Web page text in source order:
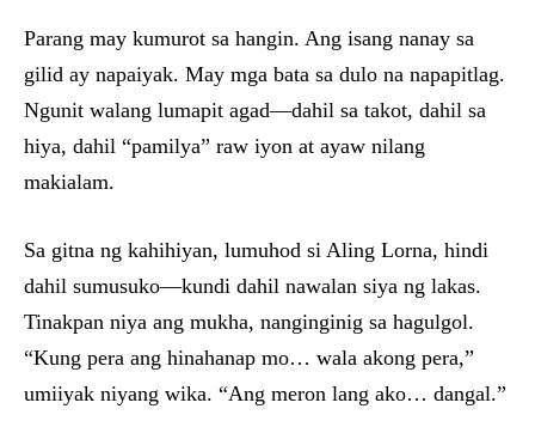
Parang may kumurot sa hangin. Ang isang nanay sa
gilid ay napaiyak. May mga bata sa dulo na napapitlag.
Ngunit walang lumapit agad—dahil sa takot, dahil sa
hiya, dahil “pamilya” raw iyon at ayaw nilang
makialam.
Sa gitna ng kahihiyan, lumuhod si Aling Lorna, hindi
dahil sumusuko—kundi dahil nawalan siya ng lakas.
Tinakpan niya ang mukha, nanginginig sa hagulgol.
“Kung pera ang hinahanap mo… wala akong pera,”
umiiyak niyang wika. “Ang meron lang ako… dangal.”